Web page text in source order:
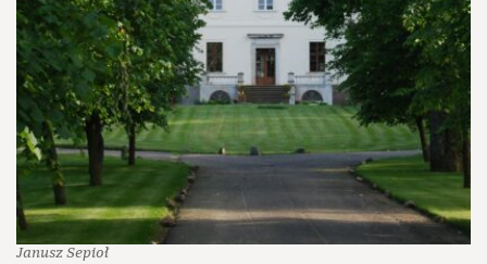
Janusz Sepioł